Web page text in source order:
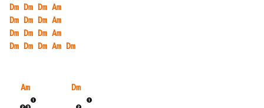
Dm Dm Dm Am
Dm Dm Dm Am
Dm Dm Dm Am
Dm Dm Dm Am Dm
Am Dm